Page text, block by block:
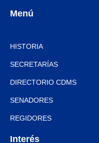
Menú
HISTORIA
SECRETARÍAS
DIRECTORIO CDMS
SENADORES
REGIDORES
Interés